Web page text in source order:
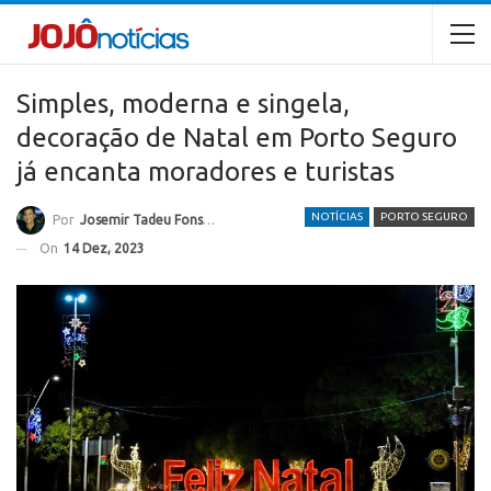
Simples, moderna e singela,
decoração de Natal em Porto Seguro
já encanta moradores e turistas
NOTÍCIAS PORTO SEGURO
Por Josemir Tadeu Fonseca
On 14 Dez, 2023